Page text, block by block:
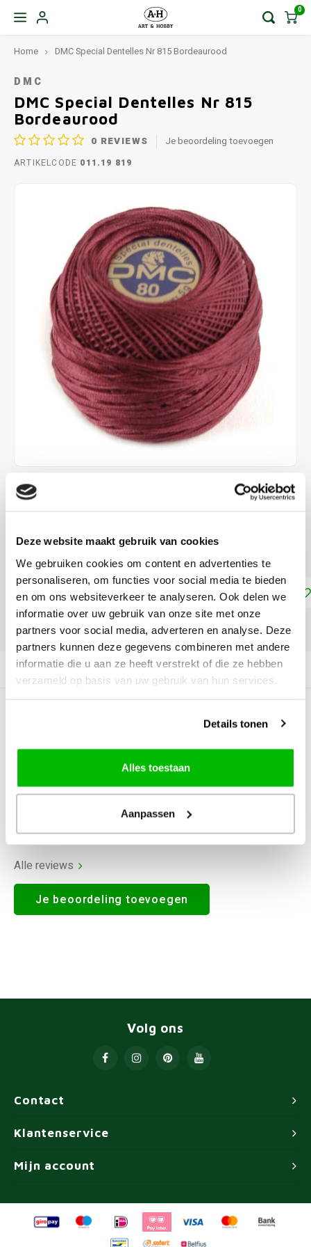
Deze website maakt gebruik van cookies
We gebruiken cookies om content en advertenties te
personaliseren, om functies voor social media te bieden
en om ons websiteverkeer te analyseren. Ook delen we
informatie over uw gebruik van onze site met onze
partners voor social media, adverteren en analyse. Deze
partners kunnen deze gegevens combineren met andere
informatie die u aan ze heeft verstrekt of die ze hebben
verzameld op basis van uw gebruik van hun services.
Details tonen
Alles toestaan
Aanpassen
0
Home DMC Special Dentelles Nr 815 Bordeaurood
DMC
DMC Special Dentelles Nr 815
Bordeaurood
0 REVIEWS Je beoordeling toevoegen
ARTIKELCODE 011.19 819
€4,70
Garen voor kantklossen
Toevoegen aan winkelwagen
DELEN:
Productomschrijving
0Reviews
Alle reviews
Je beoordeling toevoegen
Contact
Volg ons
Klantenservice
Mijn account